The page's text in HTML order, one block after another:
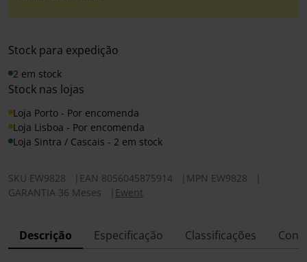
Stock para expedição
2 em stock
Stock nas lojas
Loja Porto - Por encomenda
Loja Lisboa - Por encomenda
Loja Sintra / Cascais - 2 em stock
SKU EW9828 EAN 8056045875914 MPN EW9828
GARANTIA 36 Meses
Ewent
Descrição Especificação Classificações